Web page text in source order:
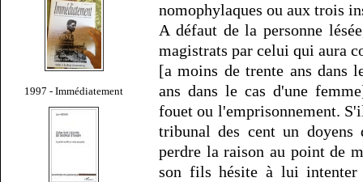
1997 - Immédiatement
nomophylaques ou aux trois
A défaut de la personne
magistrats par celui qui aura
[a moins de trente ans dans
ans dans le cas d'une
fouet ou l'emprisonnement.
tribunal des cent un
perdre la raison au point de
son fils hésite à lui